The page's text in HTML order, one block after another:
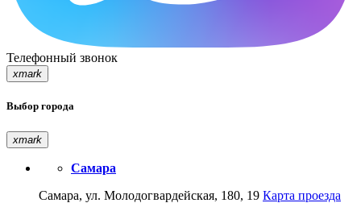
Телефонный звонок
xmark
Выбор города
xmark
Самара
Самара, ул. Молодогвардейская, 180, 19 Карта проезда